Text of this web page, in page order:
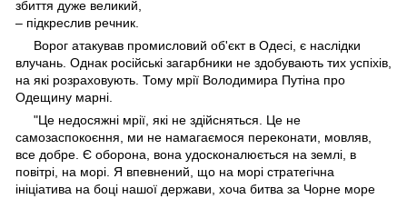
збиття дуже великий,
– підкреслив речник.
Ворог атакував промисловий об'єкт в Одесі, є наслідки
влучань. Однак російські загарбники не здобувають тих успіхів,
на які розраховують. Тому мрії Володимира Путіна про
Одещину марні.
"Це недосяжні мрії, які не здійсняться. Це не
самозаспокоєння, ми не намагаємося переконати, мовляв,
все добре. Є оборона, вона удосконалюється на землі, в
повітрі, на морі. Я впевнений, що на морі стратегічна
ініціатива на боці нашої держави, хоча битва за Чорне море